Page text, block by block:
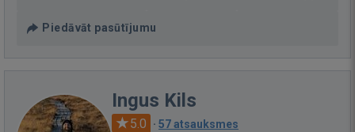
Piedāvāt pasūtījumu
Ingus Kils
5.0 · 57 atsauksmes